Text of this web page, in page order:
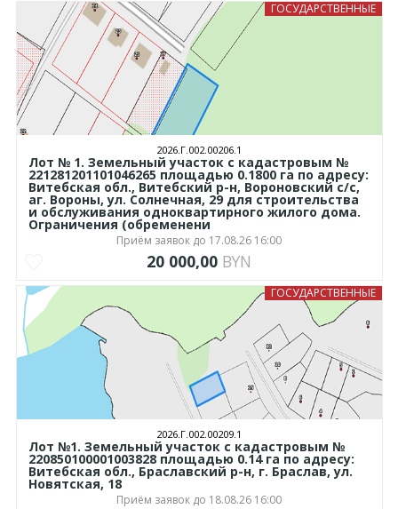
ГОСУДАРСТВЕННЫЕ
2026.Г.002.00206.1
Лот № 1. Земельный участок с кадастровым №
221281201101046265 площадью 0.1800 га по адресу:
Витебская обл., Витебский р-н, Вороновский с/с,
аг. Вороны, ул. Солнечная, 29 для строительства
и обслуживания одноквартирного жилого дома.
Ограничения (обременени
Приём заявок до 17.08.26 16:00
20 000,00 BYN
ГОСУДАРСТВЕННЫЕ
2026.Г.002.00209.1
Лот №1. Земельный участок с кадастровым №
220850100001003828 площадью 0.14 га по адресу:
Витебская обл., Браславский р-н, г. Браслав, ул.
Новятская, 18
Приём заявок до 18.08.26 16:00